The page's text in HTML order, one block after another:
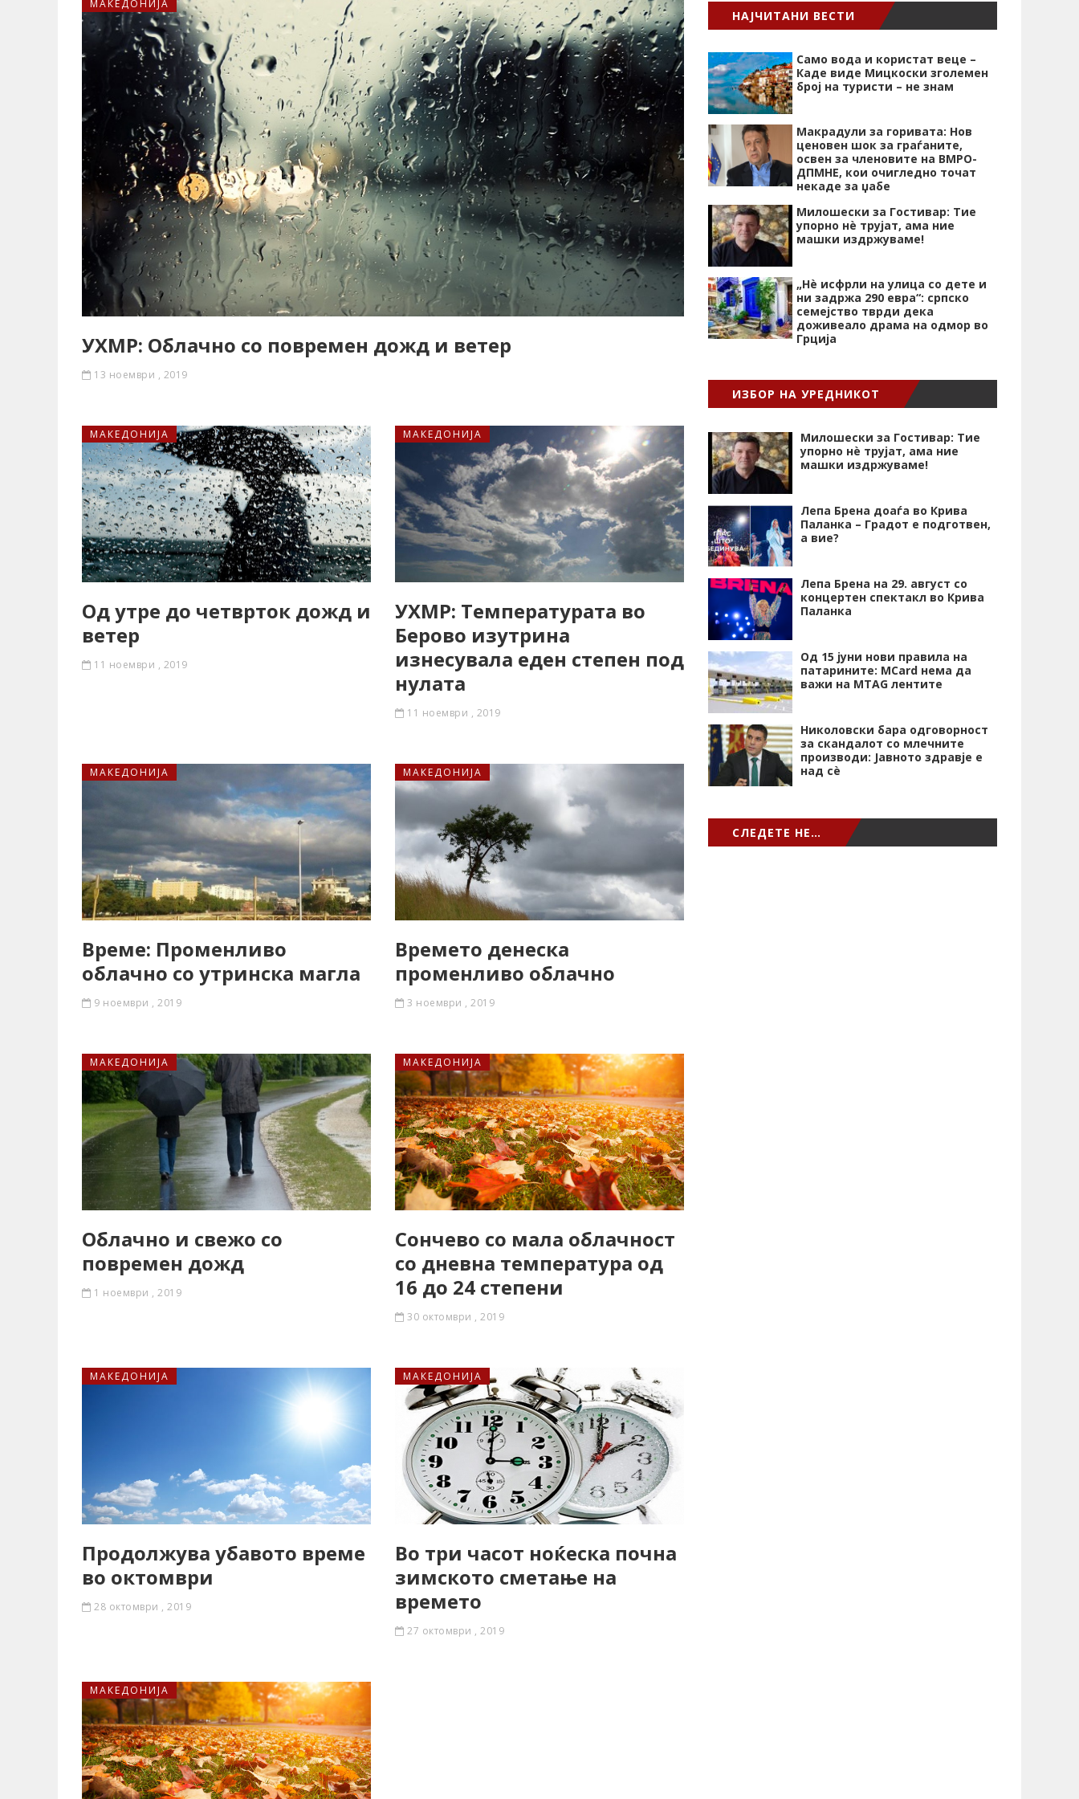
МАКЕДОНИЈА
УХМР: Облачно со повремен дожд и ветер
13 ноември , 2019
МАКЕДОНИЈА
Од утре до четврток дожд и
ветер
11 ноември , 2019
МАКЕДОНИЈА
УХМР: Температурата во
Берово изутрина
изнесувала еден степен под
нулата
11 ноември , 2019
МАКЕДОНИЈА
Време: Променливо
облачно со утринска магла
9 ноември , 2019
МАКЕДОНИЈА
Времето денеска
променливо облачно
3 ноември , 2019
МАКЕДОНИЈА
Облачно и свежо со
повремен дожд
1 ноември , 2019
МАКЕДОНИЈА
Сончево со мала облачност
со дневна температура од
16 до 24 степени
30 октомври , 2019
МАКЕДОНИЈА
Продолжува убавото време
во октомври
28 октомври , 2019
МАКЕДОНИЈА
Во три часот ноќеска почна
зимското сметање на
времето
27 октомври , 2019
МАКЕДОНИЈА
НАЈЧИТАНИ ВЕСТИ
Само вода и користат веце –
Каде виде Мицкоски зголемен
број на туристи – не знам
Макрадули за горивата: Нов
ценовен шок за граѓаните,
освен за членовите на ВМРО-
ДПМНЕ, кои очигледно точат
некаде за џабе
Милошески за Гостивар: Тие
упорно нѐ трујат, ама ние
машки издржуваме!
„Нѐ исфрли на улица со дете и
ни задржа 290 евра“: српско
семејство тврди дека
доживеало драма на одмор во
Грција
ИЗБОР НА УРЕДНИКОТ
Милошески за Гостивар: Тие
упорно нѐ трујат, ама ние
машки издржуваме!
Лепа Брена доаѓа во Крива
Паланка – Градот е подготвен,
а вие?
Лепа Брена на 29. август со
концертен спектакл во Крива
Паланка
Од 15 јуни нови правила на
патарините: MCard нема да
важи на MTAG лентите
Николовски бара одговорност
за скандалот со млечните
производи: Јавното здравје е
над сѐ
СЛЕДЕТЕ НЕ…